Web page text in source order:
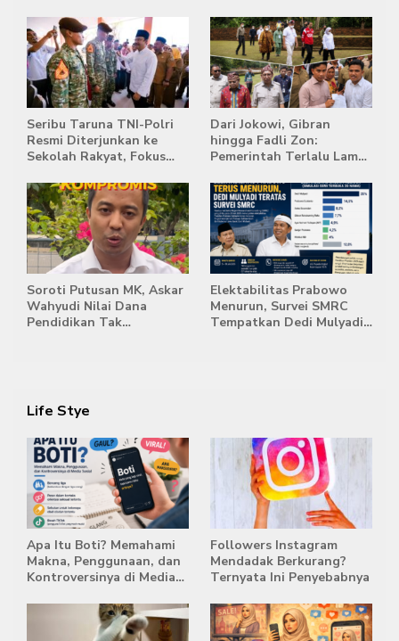
Terpadat
Singapura
Seribu Taruna TNI-Polri
Resmi Diterjunkan ke
Sekolah Rakyat, Fokus
Kemandirian Siswa
Dari Jokowi, Gibran
hingga Fadli Zon:
Pemerintah Terlalu Lama
Stockpile Batu Bara Masih
Mengepung Candi Muaro
Jambi
Soroti Putusan MK, Askar
Wahyudi Nilai Dana
Pendidikan Tak
Elektabilitas Prabowo
Menurun, Survei SMRC
Tempatkan Dedi Mulyadi
Life Stye
Apa Itu Boti? Memahami
Makna, Penggunaan, dan
Kontroversinya di Media
Followers Instagram
Mendadak Berkurang?
Ternyata Ini Penyebabnya